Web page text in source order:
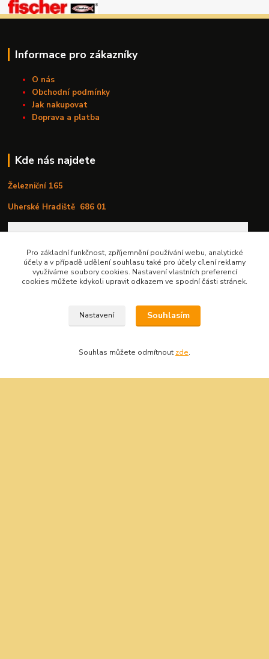
Informace pro zákazníky
O nás
Obchodní podmínky
Jak nakupovat
Doprava a platba
Kde nás najdete
Železniční 165
Uherské Hradiště 686 01
Pro základní funkčnost, zpříjemnění používání webu, analytické
účely a v případě udělení souhlasu také pro účely cílení reklamy
využíváme soubory cookies. Nastavení vlastních preferencí
cookies můžete kdykoli upravit odkazem ve spodní části stránek.
Nastavení Souhlasím
Souhlas můžete odmítnout zde.